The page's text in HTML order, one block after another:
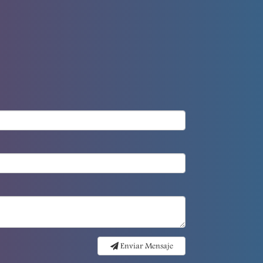
Enviar Mensaje